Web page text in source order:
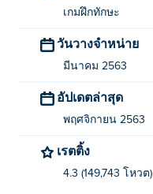
เกมฝึกทักษะ
วันวางจำหน่าย
มีนาคม 2563
อัปเดตล่าสุด
พฤศจิกายน 2563
เรตติ้ง
4.3 (149,743 โหวต)